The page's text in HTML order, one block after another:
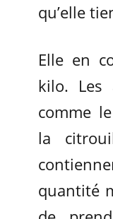
qu’elle
Elle en
kilo. Les
comme
la
quantité